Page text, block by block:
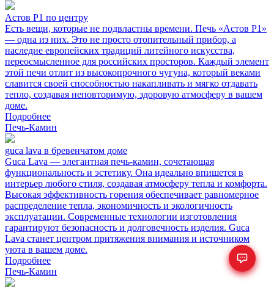
Астов Р1 по центру
Есть вещи, которые не подвластны времени. Печь «Астов Р1»
— одна из них. Это не просто отопительный прибор, а
наследие европейских традиций литейного искусства,
переосмысленное для российских просторов. Каждый элемент
этой печи отлит из высокопрочного чугуна, который веками
славится своей способностью накапливать и мягко отдавать
тепло, создавая неповторимую, здоровую атмосферу в вашем
доме.
Подробнее
Печь-Камин
guca lava в бревенчатом доме
Guca Lava — элегантная печь-камин, сочетающая
функциональность и эстетику. Она идеально впишется в
интерьер любого стиля, создавая атмосферу тепла и комфорта.
Высокая эффективность горения обеспечивает равномерное
распределение тепла, экономичность и экологичность
эксплуатации. Современные технологии изготовления
гарантируют безопасность и долговечность изделия. Guca
Lava станет центром притяжения внимания и источником
уюта в вашем доме.
Подробнее
Печь-Камин